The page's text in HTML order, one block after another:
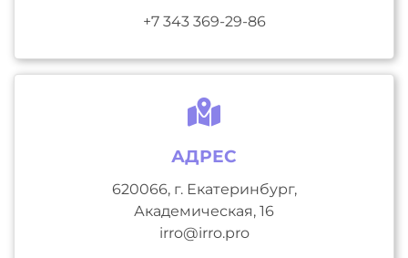
+7 343 369-29-86
АДРЕС
620066, г. Екатеринбург,
Академическая, 16
irro@irro.pro